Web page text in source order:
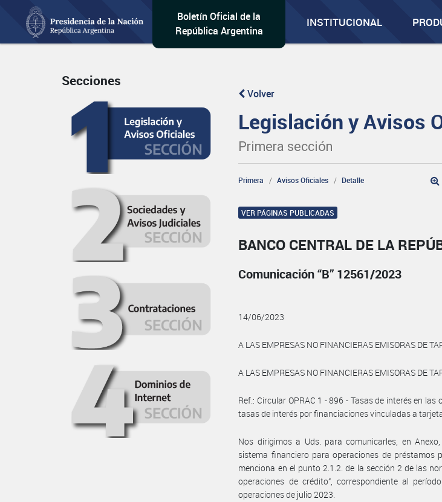
Boletín Oficial de la
República Argentina
INSTITUCIONAL
Secciones
Volver
Legislación y Avisos
Primera sección
Primera Avisos Oficiales Detalle
VER PÁGINAS PUBLICADAS
BANCO CENTRAL DE LA
Comunicación “B” 12561/2023
14/06/2023
A LAS EMPRESAS NO FINANCIERAS EMISORAS DE
A LAS EMPRESAS NO FINANCIERAS EMISORAS DE
Ref.: Circular OPRAC 1 - 896 - Tasas de interés en
tasas de interés por financiaciones vinculadas a
Nos dirigimos a Uds. para comunicarles, en
sistema financiero para operaciones de préstamos
menciona en el punto 2.1.2. de la sección 2 de las
operaciones de crédito”, correspondiente al
operaciones de julio 2023.